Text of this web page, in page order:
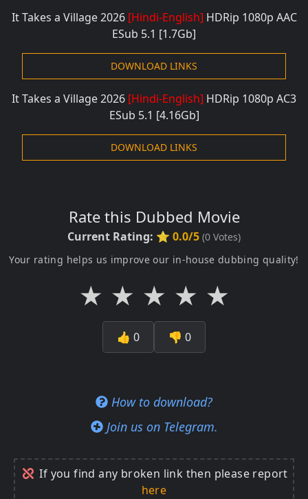
It Takes a Village 2026 [Hindi-English] HDRip 1080p AAC
ESub 5.1 [1.7Gb]
DOWNLOAD LINKS
It Takes a Village 2026 [Hindi-English] HDRip 1080p AC3
ESub 5.1 [4.16Gb]
DOWNLOAD LINKS
Rate this Dubbed Movie
Current Rating: ⭐ 0.0/5 (0 Votes)
Your rating helps us improve our in-house dubbing quality!
★ ★ ★ ★ ★
👍 0 👎 0
How to download?
Join us on Telegram.
If you find any broken link then please report
here